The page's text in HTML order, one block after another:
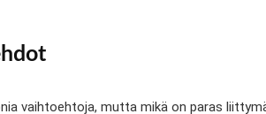
vaihtoehtoja, mutta mikä on paras